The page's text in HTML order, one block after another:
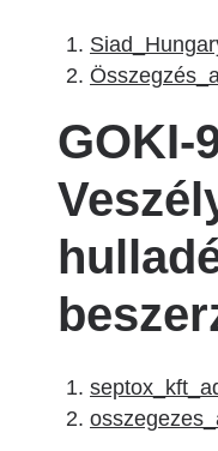
GOKI-